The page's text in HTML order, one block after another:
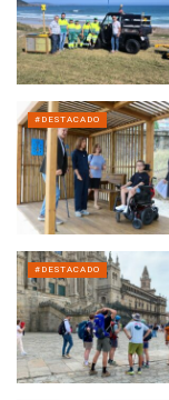
#DESTACADO
#DESTACADO